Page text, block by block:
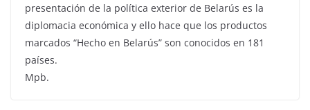
presentación de la política exterior de Belarús es la
diplomacia económica y ello hace que los productos
marcados “Hecho en Belarús” son conocidos en 181
países.
Mpb.